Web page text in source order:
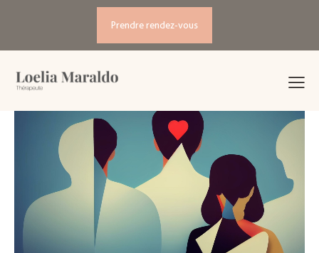
Prendre rendez-vous